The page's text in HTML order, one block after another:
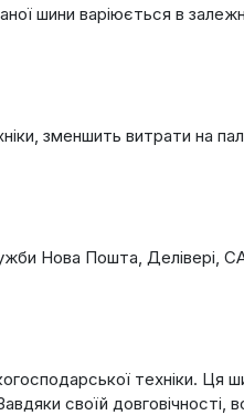
шини варіюється в
зменшить витрати на
Нова Пошта, Делівері,
техніки. Ця
своїй довговічності,